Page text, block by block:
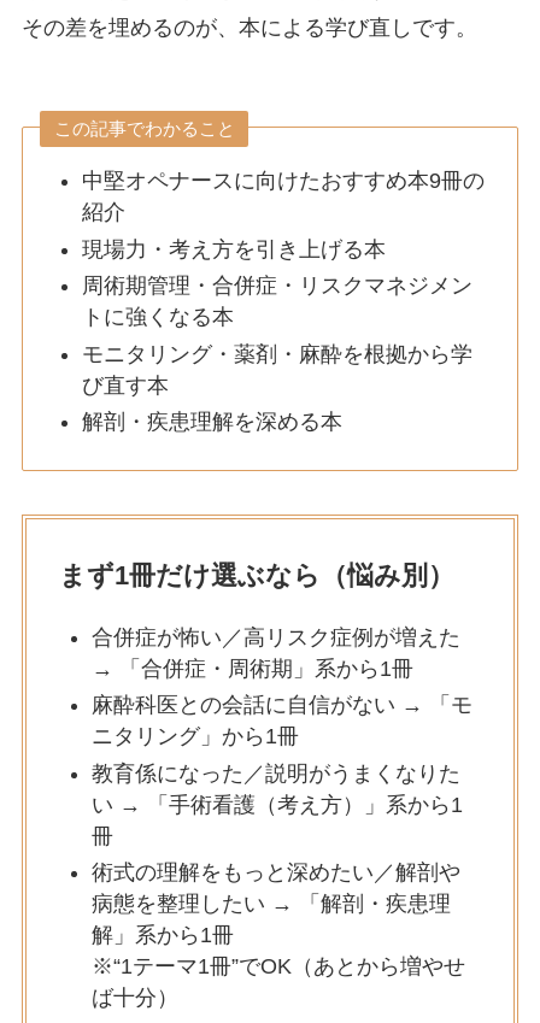
その差を埋めるのが、本による学び直しです。
この記事でわかること
中堅オペナースに向けたおすすめ本9冊の
紹介
現場力・考え方を引き上げる本
周術期管理・合併症・リスクマネジメン
トに強くなる本
モニタリング・薬剤・麻酔を根拠から学
び直す本
解剖・疾患理解を深める本
まず1冊だけ選ぶなら（悩み別）
合併症が怖い／高リスク症例が増えた
→
「合併症・周術期」系から1冊
麻酔科医との会話に自信がない →
「モ
ニタリング」から1冊
教育係になった／説明がうまくなりた
い →
「手術看護（考え方）」系から1
冊
術式の理解をもっと深めたい／解剖や
病態を整理したい →
「解剖・疾患理
解」系から1冊
※“1テーマ1冊”でOK（あとから増やせ
ば十分）